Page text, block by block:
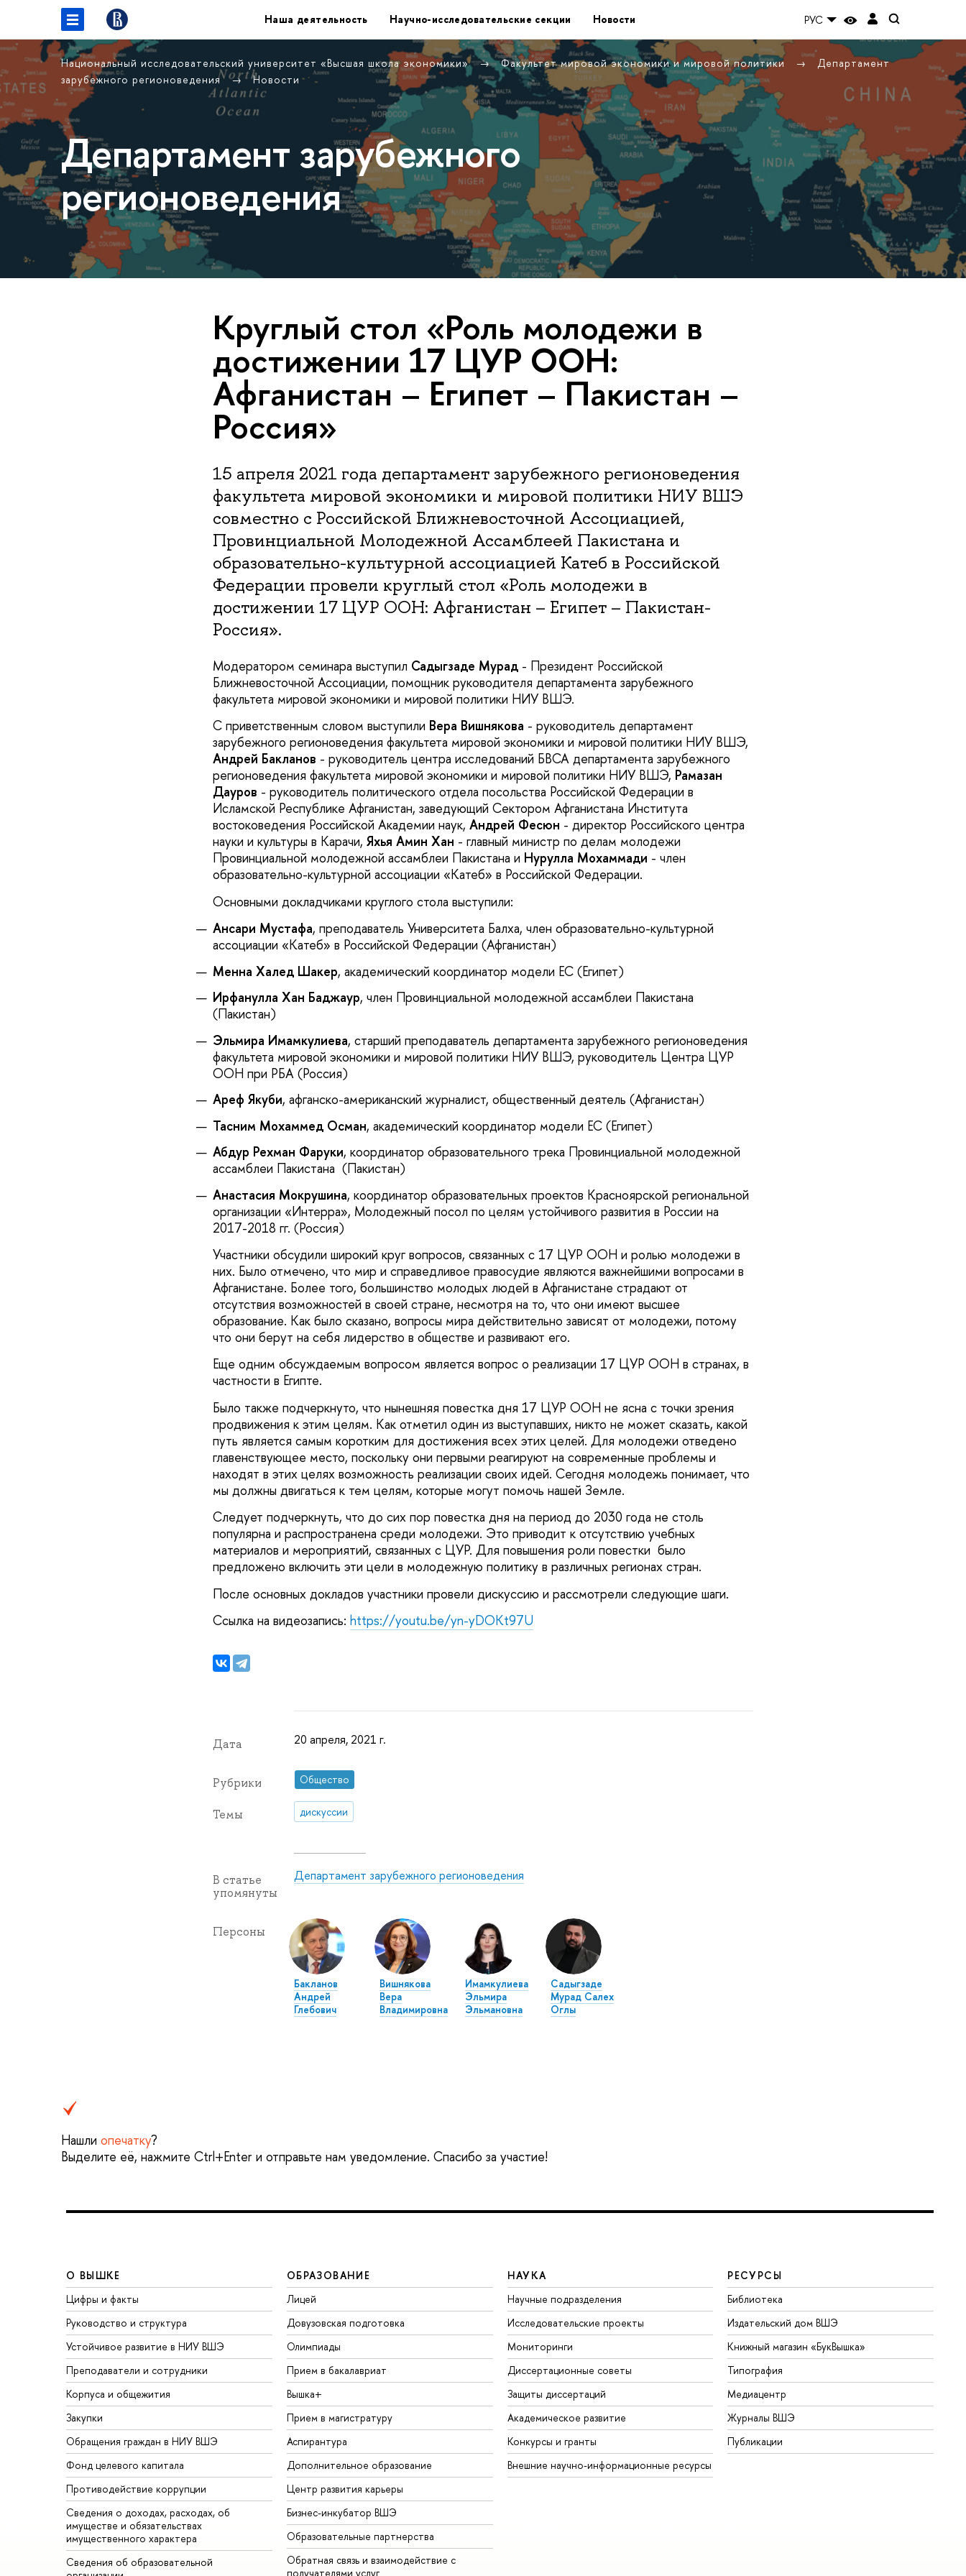
Наша деятельность Научно-исследовательские секции Новости РУС
Национальный исследовательский университет «Высшая школа экономики» Факультет мировой экономики и мировой политики
Департамент
зарубежного регионоведения
Новости
Департамент зарубежного
регионоведения
Круглый стол «Роль молодежи в
достижении 17 ЦУР ООН:
Афганистан – Египет – Пакистан –
Россия»
15 апреля 2021 года департамент зарубежного регионоведения
факультета мировой экономики и мировой политики НИУ ВШЭ
совместно с Российской Ближневосточной Ассоциацией,
Провинциальной Молодежной Ассамблеей Пакистана и
образовательно-культурной ассоциацией Катеб в Российской
Федерации провели круглый стол «Роль молодежи в
достижении 17 ЦУР ООН: Афганистан – Египет – Пакистан-
Россия».
Модератором семинара выступил Садыгзаде Мурад- Президент Российской
Ближневосточной Ассоциации, помощник руководителя департамента зарубежного
факультета мировой экономики и мировой политики НИУ ВШЭ.
С приветственным словом выступили Вера Вишнякова - руководитель департамент
зарубежного регионоведения факультета мировой экономики и мировой политики НИУ ВШЭ,
Андрей Бакланов - руководитель центра исследований БВСА департамента зарубежного
регионоведения факультета мировой экономики и мировой политики НИУ ВШЭ, Рамазан
Дауров - руководитель политического отдела посольства Российской Федерации в
Исламской Республике Афганистан, заведующий Сектором Афганистана Института
востоковедения Российской Академии наук, Андрей Фесюн - директор Российского центра
науки и культуры в Карачи, Яхья Амин Хан - главный министр по делам молодежи
Провинциальной молодежной ассамблеи Пакистана и Нурулла Мохаммади - член
образовательно-культурной ассоциации «Катеб» в Российской Федерации.
Основными докладчиками круглого стола выступили:
Ансари Мустафа, преподаватель Университета Балха, член образовательно-культурной
ассоциации «Катеб» в Российской Федерации (Афганистан)
Менна Халед Шакер, академический координатор модели ЕС (Египет)
Ирфанулла Хан Баджаур, член Провинциальной молодежной ассамблеи Пакистана
(Пакистан)
Эльмира Имамкулиева, старший преподаватель департамента зарубежного регионоведения
факультета мировой экономики и мировой политики НИУ ВШЭ, руководитель Центра ЦУР
ООН при РБА (Россия)
Ареф Якуби, афганско-американский журналист, общественный деятель (Афганистан)
Тасним Мохаммед Осман, академический координатор модели ЕС (Египет)
Абдур Рехман Фаруки, координатор образовательного трека Провинциальной молодежной
ассамблеи Пакистана (Пакистан)
Анастасия Мокрушина, координатор образовательных проектов Красноярской региональной
организации «Интерра», Молодежный посол по целям устойчивого развития в России на
2017-2018 гг. (Россия)
Участники обсудили широкий круг вопросов, связанных с 17 ЦУР ООН и ролью молодежи в
них. Было отмечено, что мир и справедливое правосудие являются важнейшими вопросами в
Афганистане. Более того, большинство молодых людей в Афганистане страдают от
отсутствия возможностей в своей стране, несмотря на то, что они имеют высшее
образование. Как было сказано, вопросы мира действительно зависят от молодежи, потому
что они берут на себя лидерство в обществе и развивают его.
Еще одним обсуждаемым вопросом является вопрос о реализации 17 ЦУР ООН в странах, в
частности в Египте.
Было также подчеркнуто, что нынешняя повестка дня 17 ЦУР ООН не ясна с точки зрения
продвижения к этим целям. Как отметил один из выступавших, никто не может сказать, какой
путь является самым коротким для достижения всех этих целей. Для молодежи отведено
главенствующее место, поскольку они первыми реагируют на современные проблемы и
находят в этих целях возможность реализации своих идей. Сегодня молодежь понимает, что
мы должны двигаться к тем целям, которые могут помочь нашей Земле.
Следует подчеркнуть, что до сих пор повестка дня на период до 2030 года не столь
популярна и распространена среди молодежи. Это приводит к отсутствию учебных
материалов и мероприятий, связанных с ЦУР. Для повышения роли повестки было
предложено включить эти цели в молодежную политику в различных регионах стран.
После основных докладов участники провели дискуссию и рассмотрели следующие шаги.
Ссылка на видеозапись: https://youtu.be/yn-yDOKt97U
Дата 20 апреля, 2021 г.
Рубрики Общество
Темы дискуссии
В статье
упомянуты
Департамент зарубежного регионоведения
Персоны
Бакланов
Андрей
Глебович
Вишнякова
Вера
Владимировна
Имамкулиева
Эльмира
Эльмановна
Садыгзаде
Мурад Салех
Оглы
Нашли опечатку?
Выделите её, нажмите Ctrl+Enter и отправьте нам уведомление. Спасибо за участие!
О ВЫШКЕ
Цифры и факты
Руководство и структура
Устойчивое развитие в НИУ ВШЭ
Преподаватели и сотрудники
Корпуса и общежития
Закупки
Обращения граждан в НИУ ВШЭ
Фонд целевого капитала
Противодействие коррупции
Сведения о доходах, расходах, об
имуществе и обязательствах
имущественного характера
Сведения об образовательной
ОБРАЗОВАНИЕ
Лицей
Довузовская подготовка
Олимпиады
Прием в бакалавриат
Вышка+
Прием в магистратуру
Аспирантура
Дополнительное образование
Центр развития карьеры
Бизнес-инкубатор ВШЭ
Образовательные партнерства
Обратная связь и взаимодействие с
получателями услуг
НАУКА
Научные подразделения
Исследовательские проекты
Мониторинги
Диссертационные советы
Защиты диссертаций
Академическое развитие
Конкурсы и гранты
Внешние научно-информационные ресурсы
РЕСУРСЫ
Библиотека
Издательский дом ВШЭ
Книжный магазин «БукВышка»
Типография
Медиацентр
Журналы ВШЭ
Публикации